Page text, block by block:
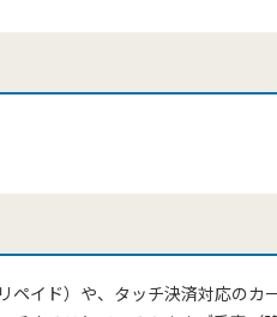
イド）や、タッチ決済対応のカ